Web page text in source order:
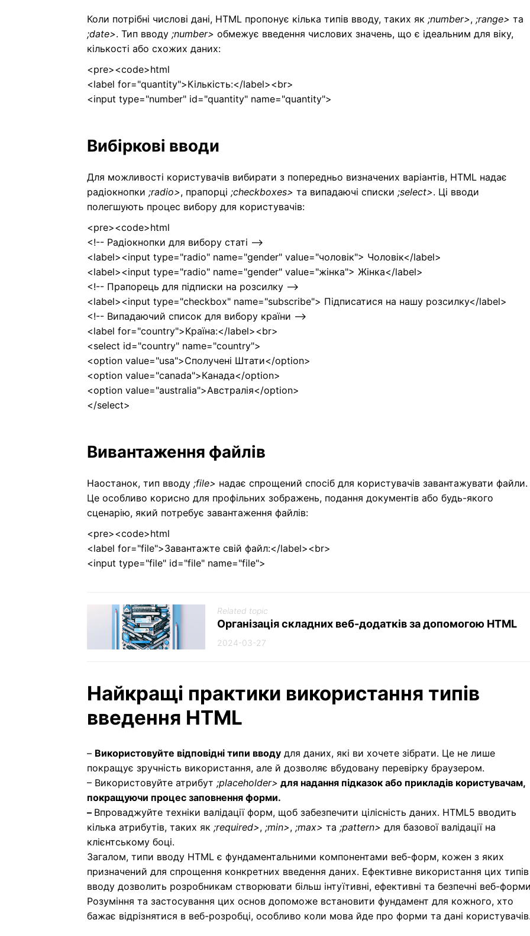
Коли потрібні числові дані, HTML пропонує кілька типів вводу, таких як ;number>, ;range> та
;date>. Тип вводу ;number> обмежує введення числових значень, що є ідеальним для віку,
кількості або схожих даних:
<pre><code>html
<label for="quantity">Кількість:</label><br>
<input type="number" id="quantity" name="quantity">
Вибіркові вводи
Для можливості користувачів вибирати з попередньо визначених варіантів, HTML надає
радіокнопки ;radio>, прапорці ;checkboxes> та випадаючі списки ;select>. Ці вводи
полегшують процес вибору для користувачів:
<pre><code>html
<!-- Радіокнопки для вибору статі -->
<label><input type="radio" name="gender" value="чоловік"> Чоловік</label>
<label><input type="radio" name="gender" value="жінка"> Жінка</label>
<!-- Прапорець для підписки на розсилку -->
<label><input type="checkbox" name="subscribe"> Підписатися на нашу розсилку</label>
<!-- Випадаючий список для вибору країни -->
<label for="country">Країна:</label><br>
<select id="country" name="country">
<option value="usa">Сполучені Штати</option>
<option value="canada">Канада</option>
<option value="australia">Австралія</option>
</select>
Вивантаження файлів
Наостанок, тип вводу ;file> надає спрощений спосіб для користувачів завантажувати файли.
Це особливо корисно для профільних зображень, подання документів або будь-якого
сценарію, який потребує завантаження файлів:
<pre><code>html
<label for="file">Завантажте свій файл:</label><br>
<input type="file" id="file" name="file">
Related topic
Організація складних веб-додатків за допомогою HTML
2024-03-27
Найкращі практики використання типів
введення HTML
– Використовуйте відповідні типи вводу для даних, які ви хочете зібрати. Це не лише
покращує зручність використання, але й дозволяє вбудовану перевірку браузером.
– Використовуйте атрибут ;placeholder> для надання підказок або прикладів користувачам,
покращуючи процес заповнення форми.
– Впроваджуйте техніки валідації форм, щоб забезпечити цілісність даних. HTML5 вводить
кілька атрибутів, таких як ;required>, ;min>, ;max> та ;pattern> для базової валідації на
клієнтському боці.
Загалом, типи вводу HTML є фундаментальними компонентами веб-форм, кожен з яких
призначений для спрощення конкретних введення даних. Ефективне використання цих типів
вводу дозволить розробникам створювати більш інтуїтивні, ефективні та безпечні веб-
Розуміння та застосування цих основ допоможе встановити фундамент для кожного, хто
бажає відрізнятися в веб-розробці, особливо коли мова йде про форми та дані